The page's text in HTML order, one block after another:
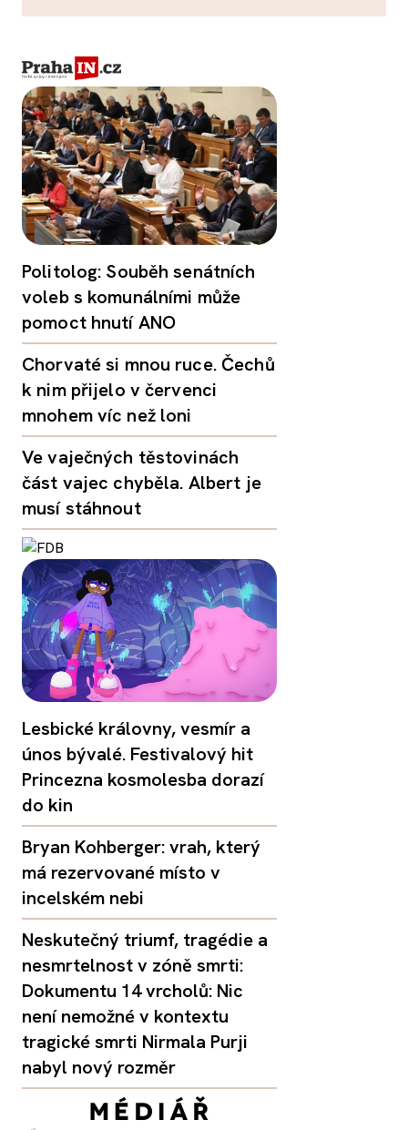
Politolog: Souběh senátních
voleb s komunálními může
pomoct hnutí ANO
Chorvaté si mnou ruce. Čechů
k nim přijelo v červenci
mnohem víc než loni
Ve vaječných těstovinách
část vajec chyběla. Albert je
musí stáhnout
Lesbické královny, vesmír a
únos bývalé. Festivalový hit
Princezna kosmolesba dorazí
do kin
Bryan Kohberger: vrah, který
má rezervované místo v
incelském nebi
Neskutečný triumf, tragédie a
nesmrtelnost v zóně smrti:
Dokumentu 14 vrcholů: Nic
není nemožné v kontextu
tragické smrti Nirmala Purji
nabyl nový rozměr